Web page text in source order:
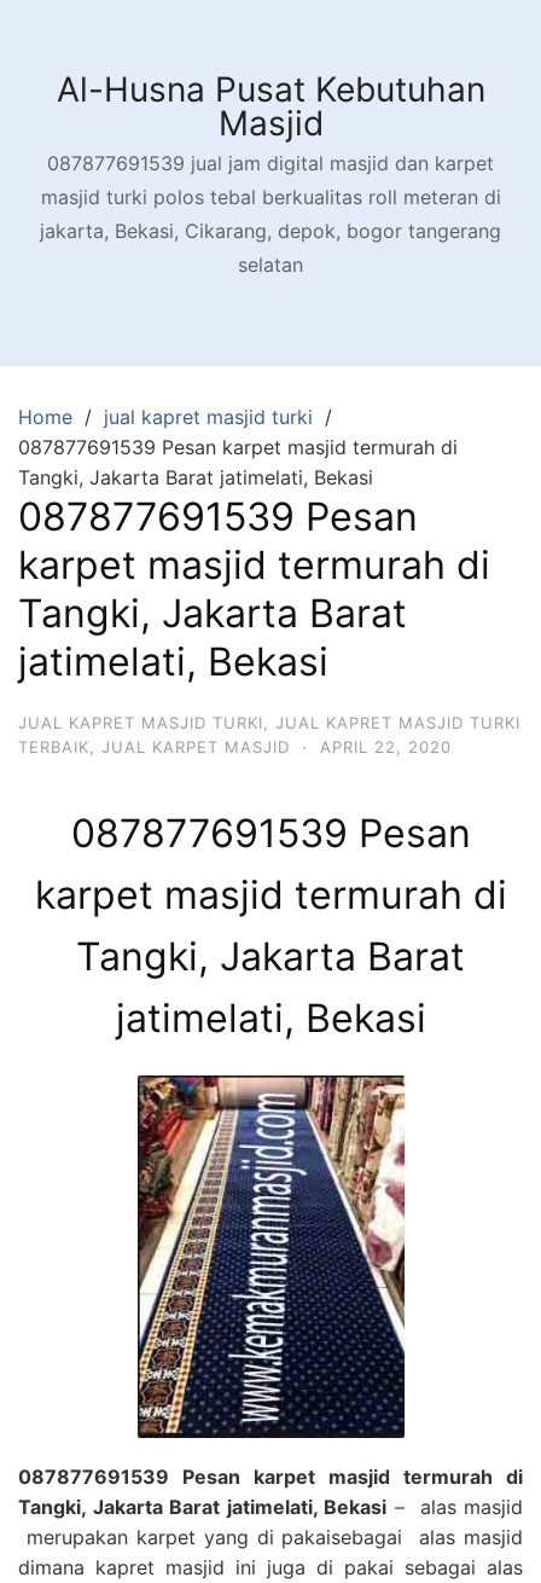
contentAl-Husna Pusat Kebutuhan
Masjid
087877691539 jual jam digital masjid dan karpet
masjid turki polos tebal berkualitas roll meteran di
jakarta, Bekasi, Cikarang, depok, bogor tangerang
selatan
Home
jual kapret masjid turki
087877691539 Pesan karpet masjid termurah di
Tangki, Jakarta Barat jatimelati, Bekasi
087877691539 Pesan
karpet masjid termurah di
Tangki, Jakarta Barat
jatimelati, Bekasi
JUAL KAPRET MASJID TURKI
JUAL KAPRET MASJID TURKI
TERBAIK
JUAL KARPET MASJID · APRIL 22, 2020
087877691539 Pesan
karpet masjid termurah di
Tangki, Jakarta Barat
jatimelati, Bekasi
087877691539 Pesan karpet masjid termurah di
Tangki, Jakarta Barat jatimelati, Bekasi – alas masjid
merupakan karpet yang di pakaisebagai alas masjid
dimana kapret masjid ini juga di pakai sebagai alas